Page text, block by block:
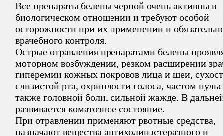
Все препараты белены черной очень активны в
биологическом отношении и требуют особой
осторожности при их применении и
врачебного контроля.
Острые отравления препаратами белены
моторном возбуждении, резком расширении
гиперемии кожных покровов лица и шеи,
слизистой рта, охриплости голоса, частом
также головной боли, сильной жажде. В
развивается коматозное состояние.
При отравлении применяют рвотные средства,
назначают вещества антихолинэстеразного и